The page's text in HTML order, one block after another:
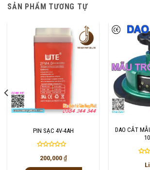
SẢN PHẨM TƯƠNG TỰ
PIN SẠC 4V-4AH
Được
200,000₫
DAO CẮT